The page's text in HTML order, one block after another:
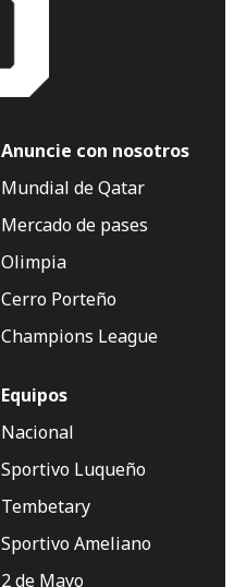
Anuncie con nosotros
Mundial de Qatar
Mercado de pases
Olimpia
Cerro Porteño
Champions League
Equipos
Nacional
Sportivo Luqueño
Tembetary
Sportivo Ameliano
2 de Mayo